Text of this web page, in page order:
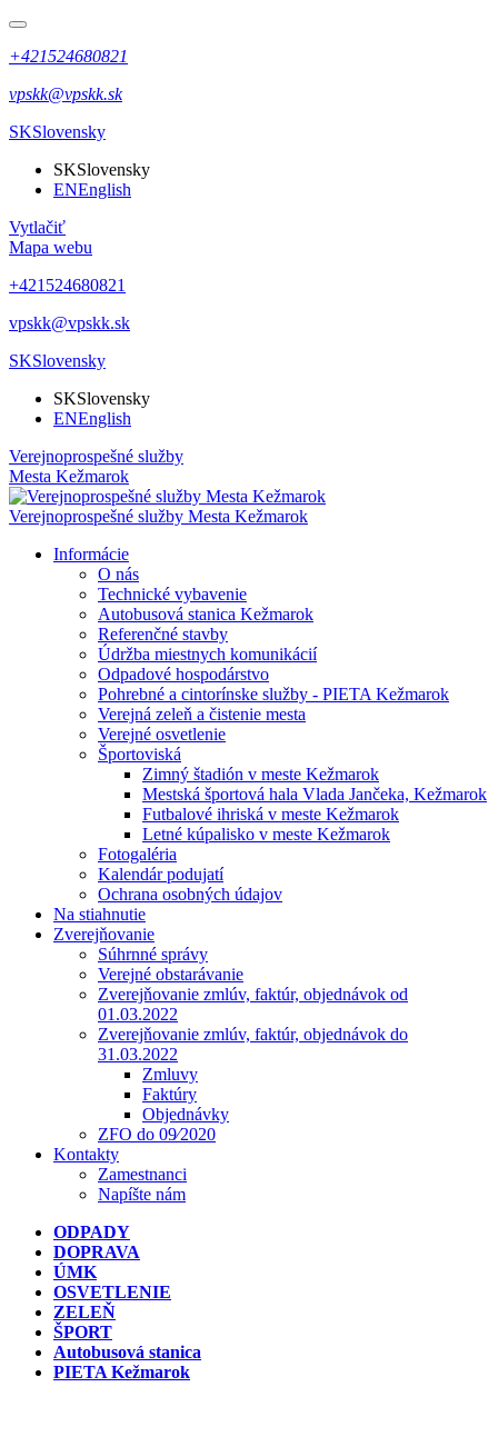
+421524680821
vpskk@vpskk.sk
SKSlovensky
SKSlovensky
ENEnglish
Vytlačiť
Mapa webu
+421524680821
vpskk@vpskk.sk
SKSlovensky
SKSlovensky
ENEnglish
Verejnoprospešné služby
Mesta Kežmarok
Verejnoprospešné služby Mesta Kežmarok
Informácie
O nás
Technické vybavenie
Autobusová stanica Kežmarok
Referenčné stavby
Údržba miestnych komunikácií
Odpadové hospodárstvo
Pohrebné a cintorínske služby - PIETA Kežmarok
Verejná zeleň a čistenie mesta
Verejné osvetlenie
Športoviská
Zimný štadión v meste Kežmarok
Mestská športová hala Vlada Jančeka, Kežmarok
Futbalové ihriská v meste Kežmarok
Letné kúpalisko v meste Kežmarok
Fotogaléria
Kalendár podujatí
Ochrana osobných údajov
Na stiahnutie
Zverejňovanie
Súhrnné správy
Verejné obstarávanie
Zverejňovanie zmlúv, faktúr, objednávok od
01.03.2022
Zverejňovanie zmlúv, faktúr, objednávok do
31.03.2022
Zmluvy
Faktúry
Objednávky
ZFO do 09⁄2020
Kontakty
Zamestnanci
Napíšte nám
ODPADY
DOPRAVA
ÚMK
OSVETLENIE
ZELEŇ
ŠPORT
Autobusová stanica
PIETA Kežmarok